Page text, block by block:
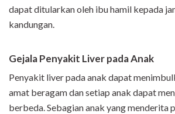
dapat ditularkan oleh ibu hamil kepada
kandungan.
Gejala Penyakit Liver pada Anak
Penyakit liver pada anak dapat
amat beragam dan setiap anak dapat
berbeda. Sebagian anak yang menderita